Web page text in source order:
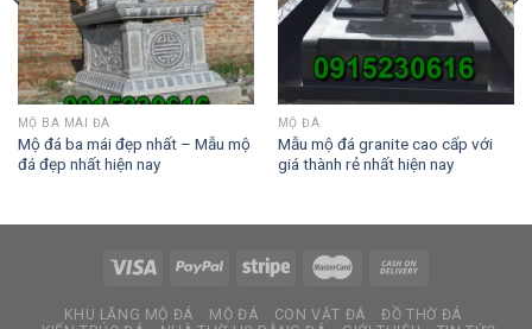
MỘ BA MÁI ĐÁ
Mộ đá ba mái đẹp nhất – Mẫu mộ
đá đẹp nhất hiện nay
MỘ ĐÁ
Mẫu mộ đá granite cao cấp với
giá thành rẻ nhất hiện nay
KHU LĂNG MỘ ĐÁ MỘ ĐÁ CON VẬT ĐÁ
ĐỒ THỜ ĐÁ